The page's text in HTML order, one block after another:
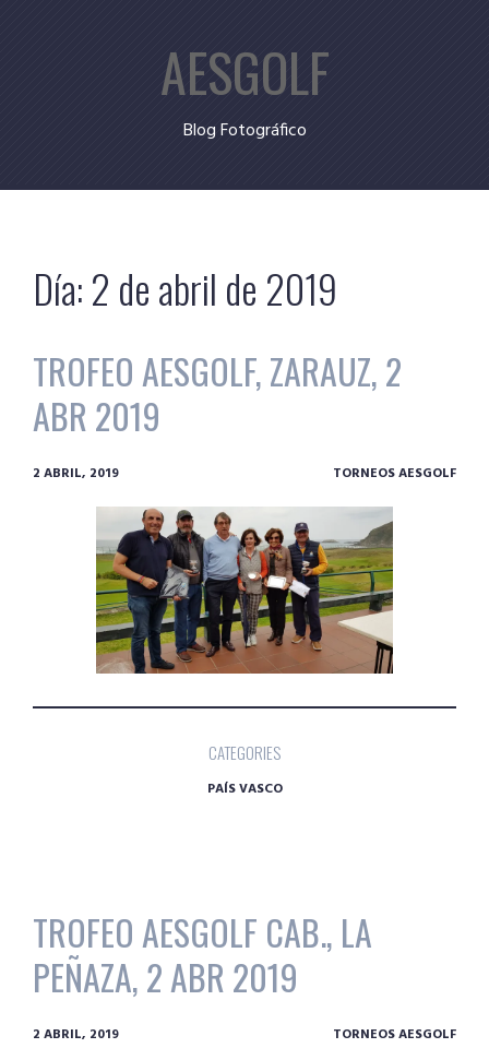
AESGOLF
Blog Fotográfico
Día:2 de abril de 2019
TROFEO AESGOLF, ZARAUZ, 2
ABR 2019
2 ABRIL, 2019 TORNEOS AESGOLF
CATEGORIES
PAÍS VASCO
TROFEO AESGOLF CAB., LA
PEÑAZA, 2 ABR 2019
2 ABRIL, 2019 TORNEOS AESGOLF